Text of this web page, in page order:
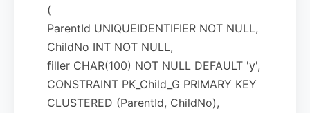
(
ParentId UNIQUEIDENTIFIER NOT NULL,
ChildNo INT NOT NULL,
filler CHAR(100) NOT NULL DEFAULT 'y',
CONSTRAINT PK_Child_G PRIMARY KEY
CLUSTERED (ParentId, ChildNo),